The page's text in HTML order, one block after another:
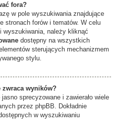
fora?
w pole wyszukiwania znajdujące
stronach forów i tematów. W celu
wyszukiwania, należy kliknąć
dostępny na wszystkich
sterujących mechanizmem
stylu.
zwraca wyników?
sprecyzowane i zawierało wiele
przez phpBB. Dokładnie
w wyszukiwaniu